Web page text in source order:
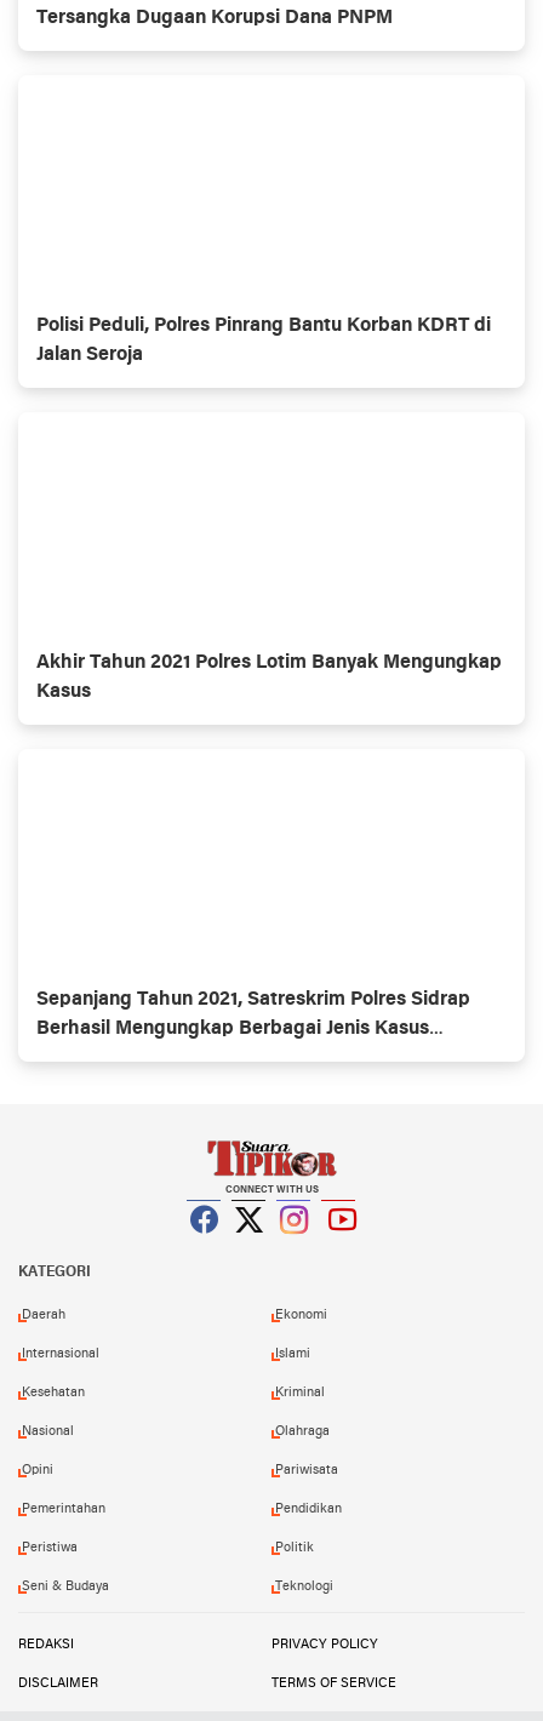
Tersangka Dugaan Korupsi Dana PNPM
Polisi Peduli, Polres Pinrang Bantu Korban KDRT di
Jalan Seroja
Akhir Tahun 2021 Polres Lotim Banyak Mengungkap
Kasus
Sepanjang Tahun 2021, Satreskrim Polres Sidrap
Berhasil Mengungkap Berbagai Jenis Kasus
Kejahatan
CONNECT WITH US
KATEGORI
Daerah Ekonomi
Internasional Islami
Kesehatan Kriminal
Nasional Olahraga
Opini Pariwisata
Pemerintahan Pendidikan
Peristiwa Politik
Seni & Budaya Teknologi
REDAKSI PRIVACY POLICY
DISCLAIMER TERMS OF SERVICE